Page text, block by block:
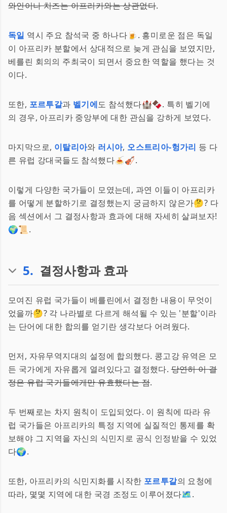
와인이나 치즈는 아프리카와는 상관없다.
독일 역시 주요 참석국 중 하나다🍺. 흥미로운 점은 독일
이 아프리카 분할에서 상대적으로 늦게 관심을 보였지만,
베를린 회의의 주최국이 되면서 중요한 역할을 했다는 것
이다.
또한, 포르투갈과 벨기에도 참석했다🏰🍫. 특히 벨기에
의 경우, 아프리카 중앙부에 대한 관심을 강하게 보였다.
마지막으로, 이탈리아와 러시아, 오스트리아-헝가리 등 다
른 유럽 강대국들도 참석했다🍝🎻.
이렇게 다양한 국가들이 모였는데, 과연 이들이 아프리카
를 어떻게 분할하기로 결정했는지 궁금하지 않은가🤔? 다
음 섹션에서 그 결정사항과 효과에 대해 자세히 살펴보자!
🌍📜.
5. 결정사항과 효과
모여진 유럽 국가들이 베를린에서 결정한 내용이 무엇이
었을까🤔? 각 나라별로 다르게 해석될 수 있는 '분할'이라
는 단어에 대한 합의를 얻기란 생각보다 어려웠다.
먼저, 자유무역지대의 설정에 합의했다. 콩고강 유역은 모
든 국가에게 자유롭게 열려있다고 결정했다.당연히 이 결
정은 유럽 국가들에게만 유효했다는 점.
두 번째로는 차지 원칙이 도입되었다. 이 원칙에 따라 유
럽 국가들은 아프리카의 특정 지역에 실질적인 통제를 확
보해야 그 지역을 자신의 식민지로 공식 인정받을 수 있었
다🌍.
또한, 아프리카의 식민지화를 시작한 포르투갈의 요청에
따라, 몇몇 지역에 대한 국경 조정도 이루어졌다🗺.